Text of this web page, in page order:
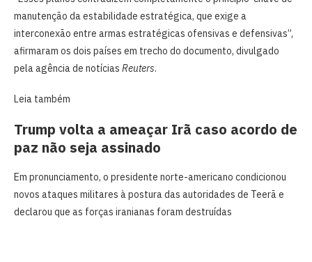
manutenção da estabilidade estratégica, que exige a
interconexão entre armas estratégicas ofensivas e defensivas”,
afirmaram os dois países em trecho do documento, divulgado
pela agência de notícias Reuters.
Leia também
Trump volta a ameaçar Irã caso acordo de
paz não seja assinado
Em pronunciamento, o presidente norte-americano condicionou
novos ataques militares à postura das autoridades de Teerã e
declarou que as forças iranianas foram destruídas